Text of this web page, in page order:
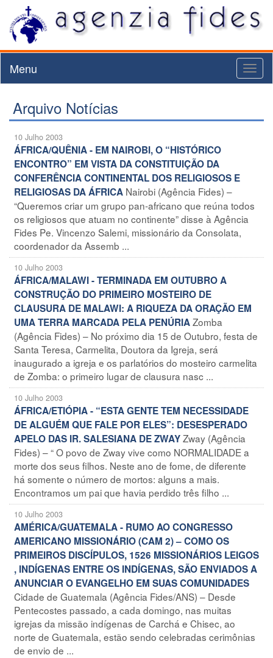
Menu
Arquivo Notícias
10 Julho 2003
ÁFRICA/QUÊNIA - EM NAIROBI, O “HISTÓRICO
ENCONTRO” EM VISTA DA CONSTITUIÇÃO DA
CONFERÊNCIA CONTINENTAL DOS RELIGIOSOS E
RELIGIOSAS DA ÁFRICA Nairobi (Agência Fides) –
“Queremos criar um grupo pan-africano que reúna todos
os religiosos que atuam no continente” disse à Agência
Fides Pe. Vincenzo Salemi, missionário da Consolata,
coordenador da Assemb ...
10 Julho 2003
ÁFRICA/MALAWI - TERMINADA EM OUTUBRO A
CONSTRUÇÃO DO PRIMEIRO MOSTEIRO DE
CLAUSURA DE MALAWI: A RIQUEZA DA ORAÇÃO EM
UMA TERRA MARCADA PELA PENÚRIAZomba
(Agência Fides) – No próximo dia 15 de Outubro, festa de
Santa Teresa, Carmelita, Doutora da Igreja, será
inaugurado a igreja e os parlatórios do mosteiro carmelita
de Zomba: o primeiro lugar de clausura nasc ...
10 Julho 2003
ÁFRICA/ETIÓPIA - “ESTA GENTE TEM NECESSIDADE
DE ALGUÉM QUE FALE POR ELES”: DESESPERADO
APELO DAS IR. SALESIANA DE ZWAYZway (Agência
Fides) – “ O povo de Zway vive como NORMALIDADE a
morte dos seus filhos. Neste ano de fome, de diferente
há somente o número de mortos: alguns a mais.
Encontramos um pai que havia perdido três filho ...
10 Julho 2003
AMÉRICA/GUATEMALA - RUMO AO CONGRESSO
AMERICANO MISSIONÁRIO (CAM 2) – COMO OS
PRIMEIROS DISCÍPULOS, 1526 MISSIONÁRIOS LEIGOS
, INDÍGENAS ENTRE OS INDÍGENAS, SÃO ENVIADOS A
ANUNCIAR O EVANGELHO EM SUAS COMUNIDADES
Cidade de Guatemala (Agência Fides/ANS) – Desde
Pentecostes passado, a cada domingo, nas muitas
igrejas da missão indígenas de Carchá e Chisec, ao
norte de Guatemala, estão sendo celebradas cerimônias
de envio de ...